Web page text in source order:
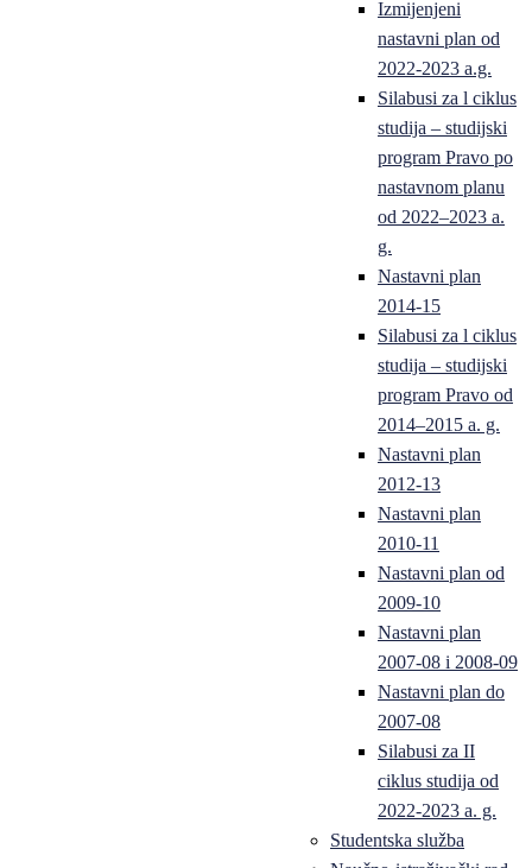
Izmijenjeni
nastavni plan od
2022-2023 a.g.
Silabusi za l ciklus
studija – studijski
program Pravo po
nastavnom planu
od 2022–2023 a.
g.
Nastavni plan
2014-15
Silabusi za l ciklus
studija – studijski
program Pravo od
2014–2015 a. g.
Nastavni plan
2012-13
Nastavni plan
2010-11
Nastavni plan od
2009-10
Nastavni plan
2007-08 i 2008-09
Nastavni plan do
2007-08
Silabusi za II
ciklus studija od
2022-2023 a. g.
Studentska služba